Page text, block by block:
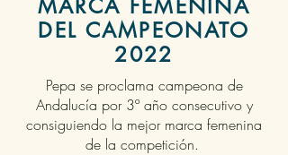
MARCA FEMENINA
DEL CAMPEONATO
2022
Pepa se proclama campeona de
Andalucía por 3º año consecutivo y
consiguiendo la mejor marca femenina
de la competición.